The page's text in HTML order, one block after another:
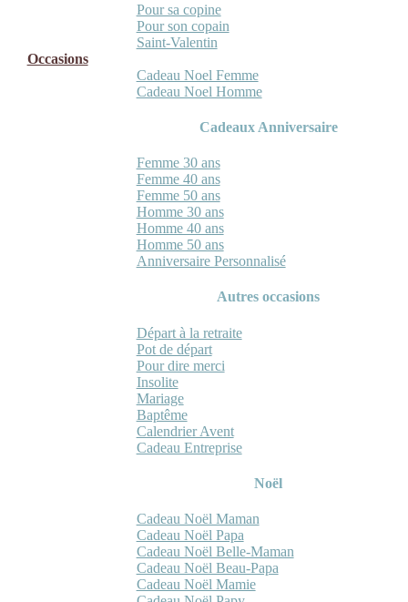
Pour sa copine
Pour son copain
Saint-Valentin
Occasions
Cadeau Noel Femme
Cadeau Noel Homme
Cadeaux Anniversaire
Femme 30 ans
Femme 40 ans
Femme 50 ans
Homme 30 ans
Homme 40 ans
Homme 50 ans
Anniversaire Personnalisé
Autres occasions
Départ à la retraite
Pot de départ
Pour dire merci
Insolite
Mariage
Baptême
Calendrier Avent
Cadeau Entreprise
Noël
Cadeau Noël Maman
Cadeau Noël Papa
Cadeau Noël Belle-Maman
Cadeau Noël Beau-Papa
Cadeau Noël Mamie